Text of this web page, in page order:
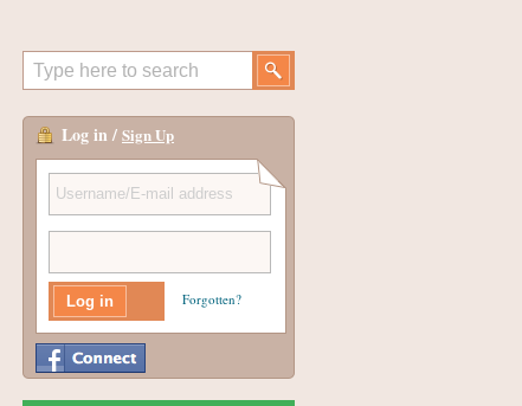
Log in / Sign Up
Forgotten?